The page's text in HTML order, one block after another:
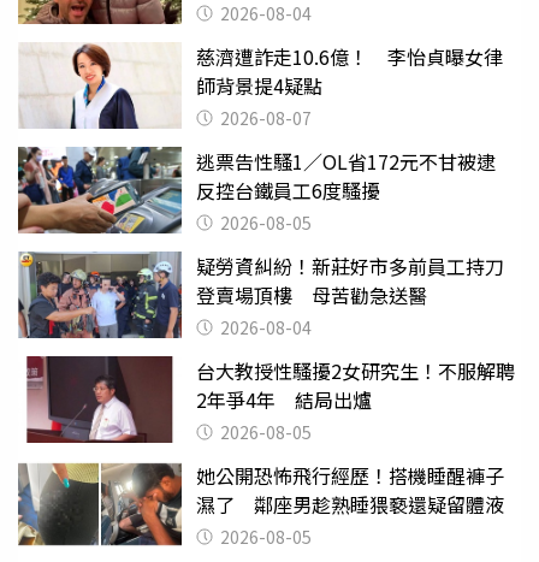
2026-08-04
慈濟遭詐走10.6億！ 李怡貞曝女律
師背景提4疑點
2026-08-07
逃票告性騷1／OL省172元不甘被逮
反控台鐵員工6度騷擾
2026-08-05
疑勞資糾紛！新莊好市多前員工持刀
登賣場頂樓 母苦勸急送醫
2026-08-04
台大教授性騷擾2女研究生！不服解聘
2年爭4年 結局出爐
2026-08-05
她公開恐怖飛行經歷！搭機睡醒褲子
濕了 鄰座男趁熟睡猥褻還疑留體液
2026-08-05